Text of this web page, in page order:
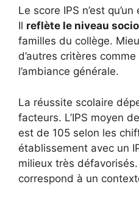
Le score IPS n’est
Il reflète le niveau
familles du collège.
d’autres critères
l’ambiance générale.
La réussite scolaire
facteurs. L’IPS moyen
est de 105 selon les
établissement avec un
milieux très défavorisés.
correspond à un